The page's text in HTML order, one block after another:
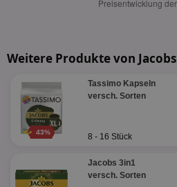
Weitere Produkte von Jacobs
43%
Tassimo Kapseln
versch. Sorten
8 - 16 Stück
Jacobs 3in1
versch. Sorten